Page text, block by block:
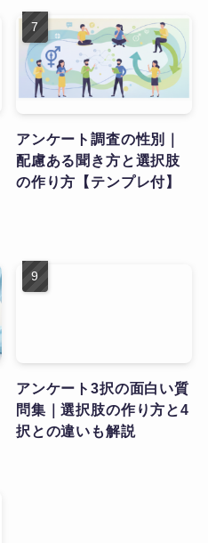
アンケート調査の性別｜
配慮ある聞き方と選択肢
の作り方【テンプレ付】
アンケート3択の面白い質
問集｜選択肢の作り方と4
択との違いも解説